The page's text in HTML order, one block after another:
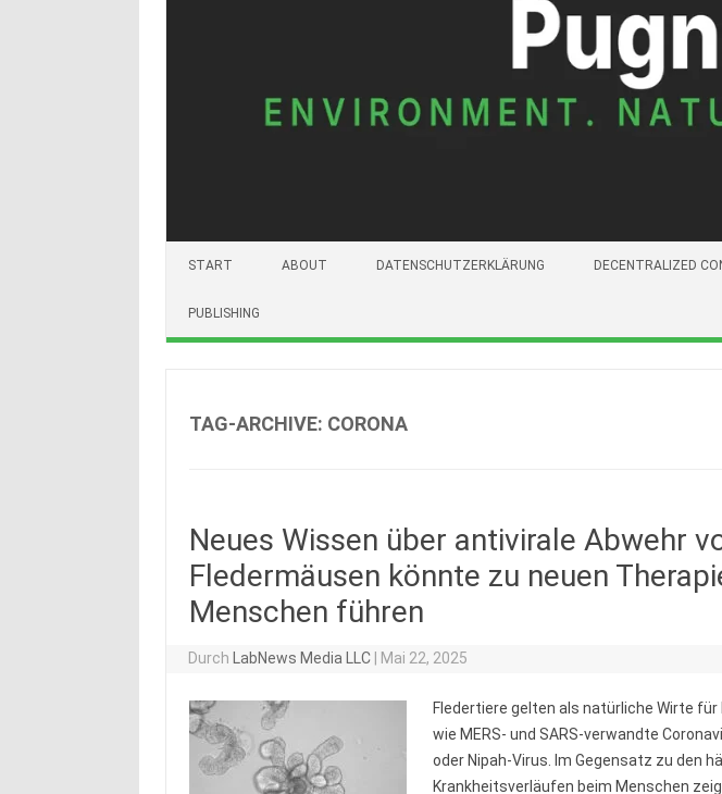
START ABOUT DATENSCHUTZERKLÄRUNG DECENTRALIZED
PUBLISHING
TAG-ARCHIVE: CORONA
Neues Wissen über antivirale Abwehr
Fledermäusen könnte zu neuen
Menschen führen
Durch LabNews Media LLC Mai 22, 2025
Fledertiere gelten als natürliche Wirte
wie MERS- und SARS-verwandte
oder Nipah-Virus. Im Gegensatz zu den
Krankheitsverläufen beim Menschen